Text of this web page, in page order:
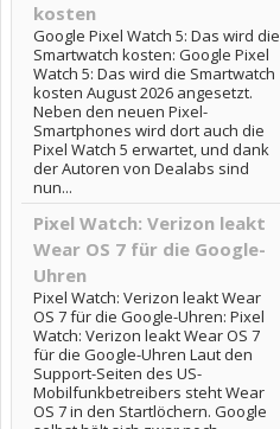
kosten
Google Pixel Watch 5: Das wird die
Smartwatch kosten: Google Pixel
Watch 5: Das wird die Smartwatch
kosten August 2026 angesetzt.
Neben den neuen Pixel-
Smartphones wird dort auch die
Pixel Watch 5 erwartet, und dank
der Autoren von Dealabs sind
nun...
Pixel Watch: Verizon leakt
Wear OS 7 für die Google-
Uhren
Pixel Watch: Verizon leakt Wear
OS 7 für die Google-Uhren: Pixel
Watch: Verizon leakt Wear OS 7
für die Google-Uhren Laut den
Support-Seiten des US-
Mobilfunkbetreibers steht Wear
OS 7 in den Startlöchern. Google